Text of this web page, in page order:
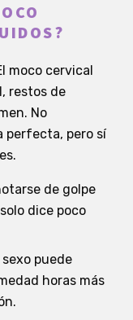
moco cervical
restos de
No
perfecta, pero sí
de golpe
dice poco
puede
horas más